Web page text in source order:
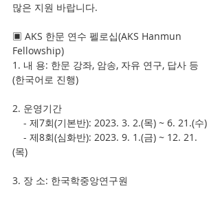
많은 지원 바랍니다.
▣ AKS 한문 연수 펠로십(AKS Hanmun
Fellowship)
1. 내 용: 한문 강좌, 암송, 자유 연구, 답사 등
(한국어로 진행)
2. 운영기간
    - 제7회(기본반): 2023. 3. 2.(목) ~ 6. 21.(수)
(목)
3. 장 소: 한국학중앙연구원